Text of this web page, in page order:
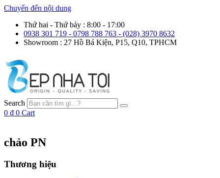
Chuyển đến nội dung
Thứ hai - Thứ bảy : 8:00 - 17:00
0938 301 719 - 0798 788 763 - (028) 3970 8632
Showroom : 27 Hồ Bá Kiện, P15, Q10, TPHCM
Search
0 ₫ 0 Cart
chảo PN
Thương hiệu